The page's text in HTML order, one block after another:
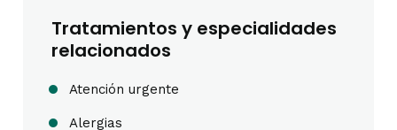
Tratamientos y especialidades
relacionados
Atención urgente
Alergias